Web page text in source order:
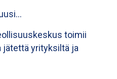
toimii
jätettä yrityksiltä ja